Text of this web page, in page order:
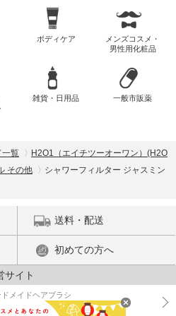
ボディケア
メンズコスメ・
男性用化粧品
雑貨・日用品 一般市販薬
一覧
H2O1（エイチツーオーワン）(H2O
その他
シャワーフィルター ジャスミン
送料・配送
初めての方へ
サイト
メイドヘアブラシ